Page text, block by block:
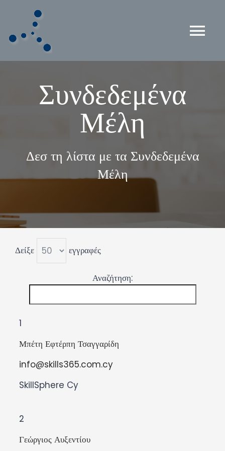
content
ΠΟΙΟΙ ΕΙΜΑΣΤΕ
ΕΠΙΚΟΙΝΩΝΙΑ
Συνδεδεμένα
Μέλη
Δεσ τη λίστα με τα Συνδεδεμένα
Μέλη
Δείξε εγγραφές
Αναζήτηση:
1
Μπέτη Εφτέρπη Τσαγγαρίδη
info@skills365.com.cy
SkillSphere Cy
2
Γεώργιος Αυξεντίου